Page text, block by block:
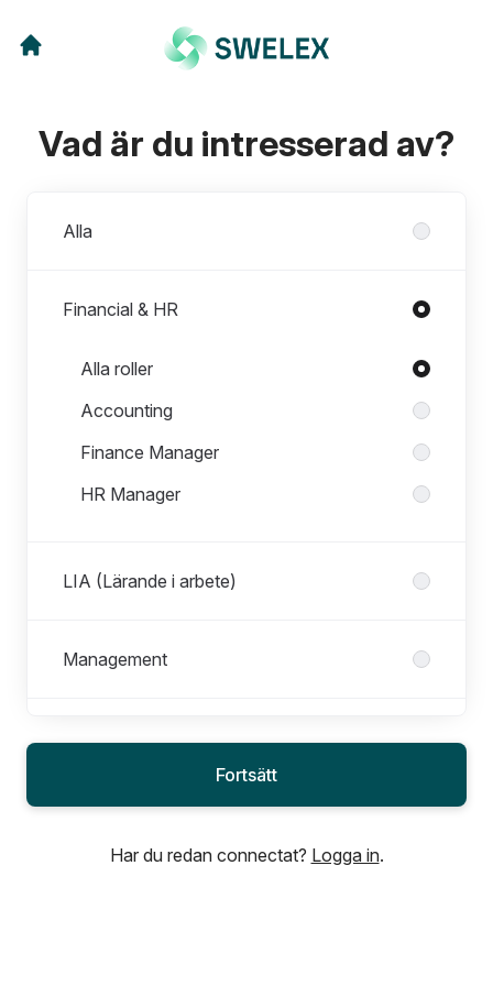
Vad är du intresserad av?
Alla
Financial & HR
Roller i Financial & HR
Alla roller
Accounting
Finance Manager
HR Manager
LIA (Lärande i arbete)
Management
Purchase & Order
Fortsätt
Har du redan connectat? Logga in.